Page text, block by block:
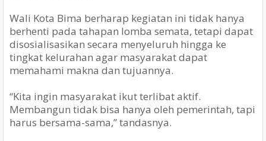
Wali Kota Bima berharap kegiatan ini tidak hanya
berhenti pada tahapan lomba semata, tetapi dapat
disosialisasikan secara menyeluruh hingga ke
tingkat kelurahan agar masyarakat dapat
memahami makna dan tujuannya.
“Kita ingin masyarakat ikut terlibat aktif.
Membangun tidak bisa hanya oleh pemerintah, tapi
harus bersama-sama,” tandasnya.